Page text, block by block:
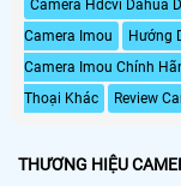
Camera Hdcvi Dahua
Camera Imou
Hướng
Camera Imou Chính
Thoại Khác
Review
THƯƠNG HIỆU